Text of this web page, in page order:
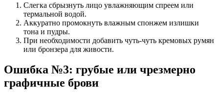
Слегка сбрызнуть лицо увлажняющим спреем или
термальной водой.
Аккуратно промокнуть влажным спонжем излишки
тона и пудры.
При необходимости добавить чуть-чуть кремовых румян
или бронзера для живости.
Ошибка №3: грубые или чрезмерно
графичные брови